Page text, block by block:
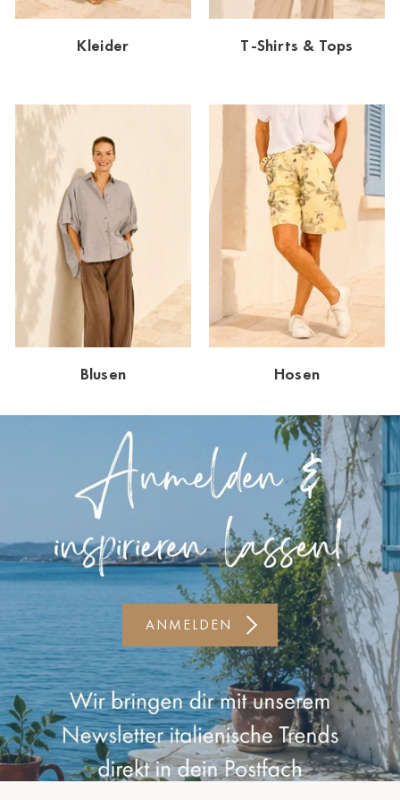
Dornbirn
Dortmund-Hombruch
Essen
HH-AEZ
HH-EEZ
HH-Eppendorf
HH-Hanseviertel
HH-Wandsbek
Hannover
Innsbruck
Kiel-CittiPark
Leipzig
Lindau
Münster
Oldenburg
Potsdam
Rostock
Kleider T-Shirts & Tops
Blusen Hosen
ANMELDEN